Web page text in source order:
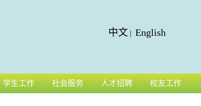
中文 | English
学生工作 社会服务 人才招聘 校友工作